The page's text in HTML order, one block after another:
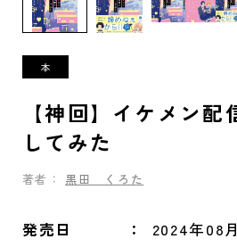
【神回】イケメン
してみた
著者： 黒田 くろた
発売日 2024年08